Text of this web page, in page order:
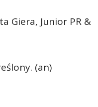
Giera, Junior PR &
(an)